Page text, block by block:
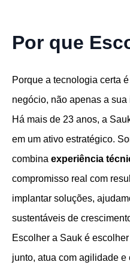
Por que
Porque a tecnologia certa
negócio, não apenas a sua
Há mais de 23 anos, a
em um ativo estratégico.
combina experiência
compromisso real com
implantar soluções,
sustentáveis de
Escolher a Sauk é
junto, atua com agilidade